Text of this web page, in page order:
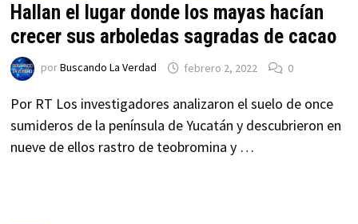
Hallan el lugar donde los mayas hacían
crecer sus arboledas sagradas de cacao
porBuscando La Verdad febrero 2, 2022 0
Por RT Los investigadores analizaron el suelo de once
sumideros de la península de Yucatán y descubrieron en
nueve de ellos rastro de teobromina y …